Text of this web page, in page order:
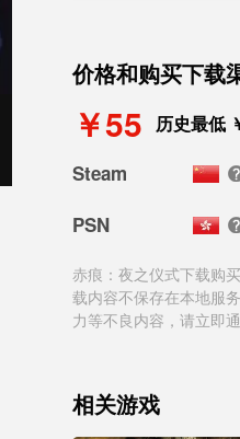
价格和购买下载
￥55 历史最低
Steam
PSN
赤痕：夜之仪式下载购
载内容不保存在本地服
力等不良内容，请立即
相关游戏